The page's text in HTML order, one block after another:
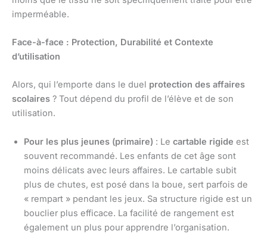
imperméable.
Face-à-face : Protection, Durabilité et Contexte
d’utilisation
Alors, qui l’emporte dans le duel protection des affaires
scolaires ? Tout dépend du profil de l’élève et de son
utilisation.
Pour les plus jeunes (primaire) : Le cartable rigide est
souvent recommandé. Les enfants de cet âge sont
moins délicats avec leurs affaires. Le cartable subit
plus de chutes, est posé dans la boue, sert parfois de
« rempart » pendant les jeux. Sa structure rigide est un
bouclier plus efficace. La facilité de rangement est
également un plus pour apprendre l’organisation.